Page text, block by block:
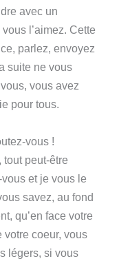
avec un
l’aimez. Cette
parlez, envoyez
suite ne vous
vous avez
pour tous.
vous !
tout peut-être
et je vous le
savez, au fond
qu’en face votre
votre coeur, vous
légers, si vous